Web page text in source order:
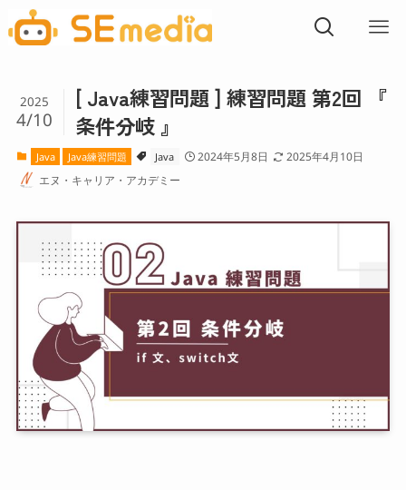
[ Java練習問題 ] 練習問題 第2回 『
条件分岐 』
2025
4/10
Java Java練習問題 Java 2024年5月8日
2025年4月10日
エヌ・キャリア・アカデミー